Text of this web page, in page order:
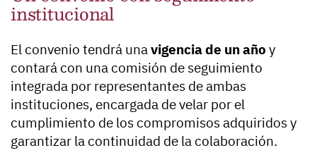
institucional
El convenio tendrá unavigencia de un año y
contará con una comisión de seguimiento
integrada por representantes de ambas
instituciones, encargada de velar por el
cumplimiento de los compromisos adquiridos y
garantizar la continuidad de la colaboración.